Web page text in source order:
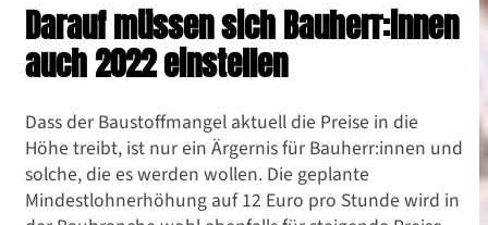
Darauf müssen sich Bauherr:innen
auch 2022 einstellen
Dass der Baustoffmangel aktuell die Preise in die
Höhe treibt, ist nur ein Ärgernis für Bauherr:innen und
solche, die es werden wollen. Die geplante
Mindestlohnerhöhung auf 12 Euro pro Stunde wird in